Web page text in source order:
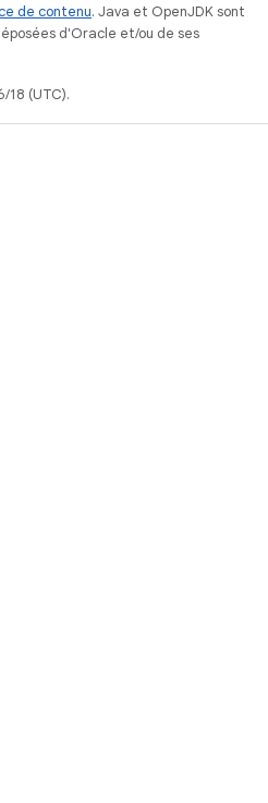
de contenu. Java et OpenJDK sont
d'Oracle et/ou de ses
18 (UTC).